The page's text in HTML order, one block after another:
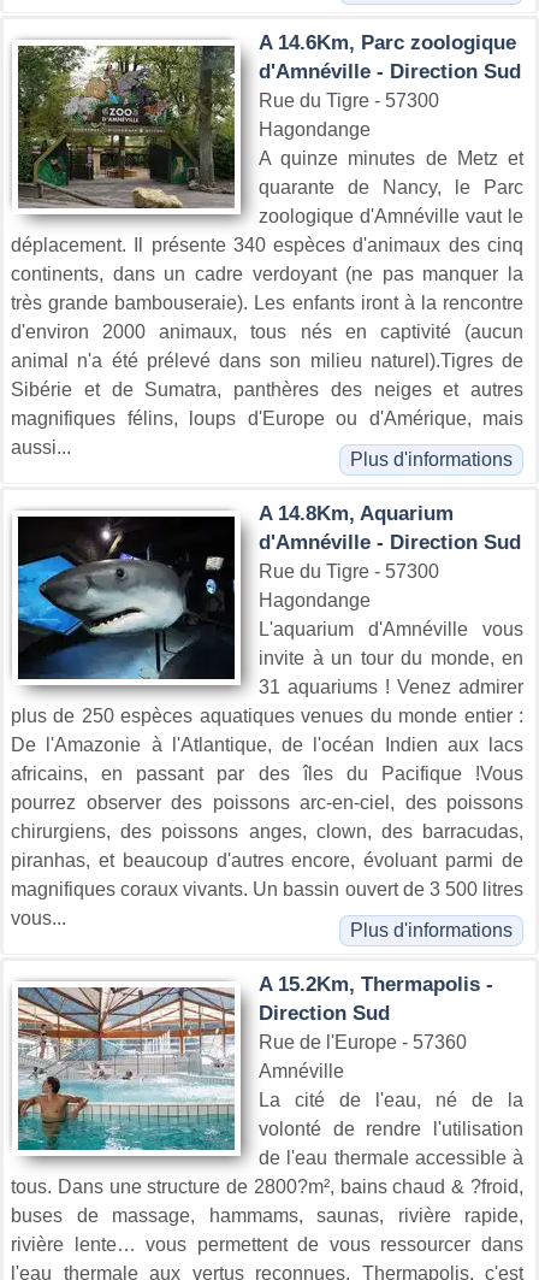
A 14.6Km, Parc zoologique
d'Amnéville - Direction Sud
Rue du Tigre - 57300
Hagondange
A quinze minutes de Metz et
quarante de Nancy, le Parc
zoologique d'Amnéville vaut le
déplacement. Il présente 340 espèces d'animaux des cinq
continents, dans un cadre verdoyant (ne pas manquer la
très grande bambouseraie). Les enfants iront à la rencontre
d'environ 2000 animaux, tous nés en captivité (aucun
animal n'a été prélevé dans son milieu naturel).Tigres de
Sibérie et de Sumatra, panthères des neiges et autres
magnifiques félins, loups d'Europe ou d'Amérique, mais
aussi...
Plus d'informations
A 14.8Km, Aquarium
d'Amnéville - Direction Sud
Rue du Tigre - 57300
Hagondange
L'aquarium d'Amnéville vous
invite à un tour du monde, en
31 aquariums ! Venez admirer
plus de 250 espèces aquatiques venues du monde entier :
De l'Amazonie à l'Atlantique, de l'océan Indien aux lacs
africains, en passant par des îles du Pacifique !Vous
pourrez observer des poissons arc-en-ciel, des poissons
chirurgiens, des poissons anges, clown, des barracudas,
piranhas, et beaucoup d'autres encore, évoluant parmi de
magnifiques coraux vivants. Un bassin ouvert de 3 500 litres
vous...
Plus d'informations
A 15.2Km, Thermapolis -
Direction Sud
Rue de l'Europe - 57360
Amnéville
La cité de l'eau, né de la
volonté de rendre l'utilisation
de l'eau thermale accessible à
tous. Dans une structure de 2800?m², bains chaud & ?froid,
buses de massage, hammams, saunas, rivière rapide,
rivière lente… vous permettent de vous ressourcer dans
l'eau thermale aux vertus reconnues. Thermapolis, c'est